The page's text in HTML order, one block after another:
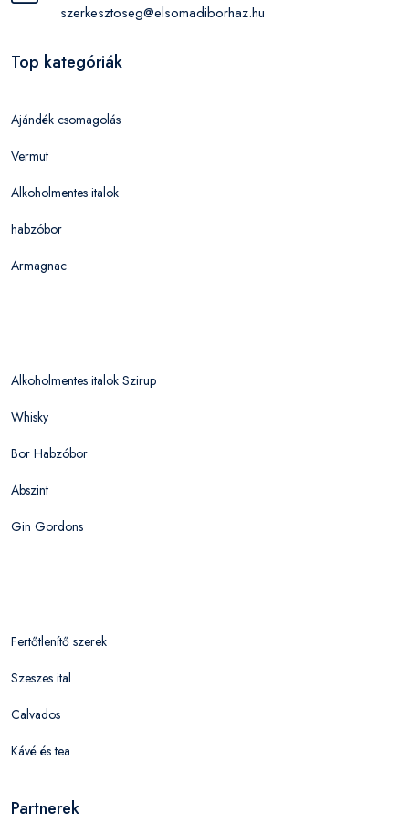
szerkesztoseg@elsomadiborhaz.hu
Top kategóriák
Ajándék csomagolás
Vermut
Alkoholmentes italok
habzóbor
Armagnac
Alkoholmentes italok Szirup
Whisky
Bor Habzóbor
Abszint
Gin Gordons
Fertőtlenítő szerek
Szeszes ital
Calvados
Kávé és tea
Partnerek